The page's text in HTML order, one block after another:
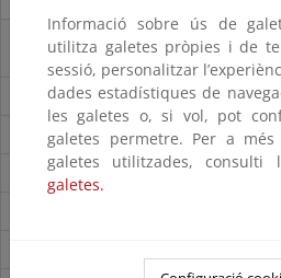
Introducción al régimen jurídico de los
electrónicos
¿Cuál es el ámbito de aplicación del
¿Cuáles son los principales objetivos
¿Cuáles son las principales novedades
Informació sobre ús de
utilitza galetes pròpies i de
sessió, personalitzar
dades estadístiques de
les galetes o, si vol, pot
galetes permetre. Per a
galetes utilitzades, consulti
galetes.